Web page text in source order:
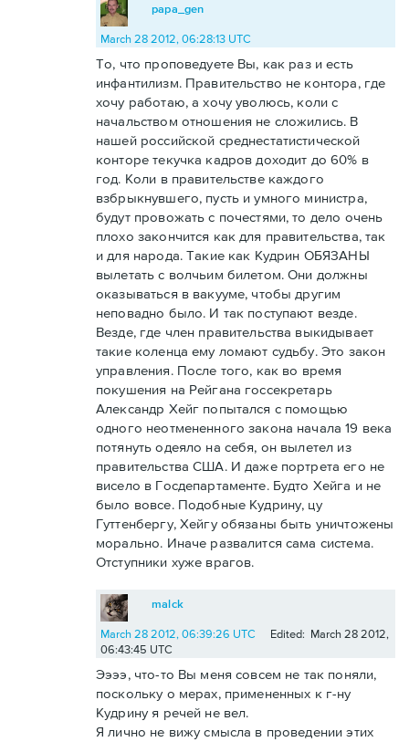
papa_gen
March 28 2012, 06:28:13 UTC
То, что проповедуете Вы, как раз и есть
инфантилизм. Правительство не контора, где
хочу работаю, а хочу уволюсь, коли с
начальством отношения не сложились. В
нашей российской среднестатистической
конторе текучка кадров доходит до 60% в
год. Коли в правительстве каждого
взбрыкнувшего, пусть и умного министра,
будут провожать с почестями, то дело очень
плохо закончится как для правительства, так
и для народа. Такие как Кудрин ОБЯЗАНЫ
вылетать с волчьим билетом. Они должны
оказываться в вакууме, чтобы другим
неповадно было. И так поступают везде.
Везде, где член правительства выкидывает
такие коленца ему ломают судьбу. Это закон
управления. После того, как во время
покушения на Рейгана госсекретарь
Александр Хейг попытался с помощью
одного неотмененного закона начала 19 века
потянуть одеяло на себя, он вылетел из
правительства США. И даже портрета его не
висело в Госдепартаменте. Будто Хейга и не
было вовсе. Подобные Кудрину, цу
Гуттенбергу, Хейгу обязаны быть уничтожены
морально. Иначе развалится сама система.
Отступники хуже врагов.
malck
March 28 2012, 06:39:26 UTC
Edited: March 28 2012,
06:43:45 UTC
Ээээ, что-то Вы меня совсем не так поняли,
поскольку о мерах, примененных к г-ну
Кудрину я речей не вел.
Я лично не вижу смысла в проведении этих